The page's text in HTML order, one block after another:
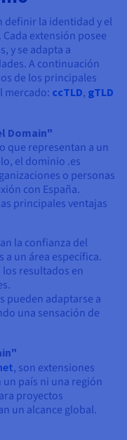
definir la identidad y el
extensión posee
y se adapta a
A continuación
de los principales
mercado: ccTLD, gTLD
Domain"
que representan a un
el dominio .es
o personas
con España.
principales ventajas
la confianza del
a un área específica.
resultados en
pueden adaptarse a
una sensación de
, son extensiones
un país ni una región
proyectos
un alcance global.